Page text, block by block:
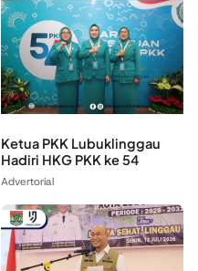
‎Ketua PKK Lubuklinggau
Hadiri HKG PKK ke 54
Advertorial